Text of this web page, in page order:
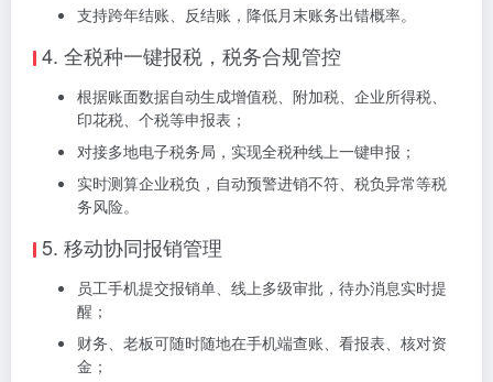
支持跨年结账、反结账，降低月末账务出错概率。
4. 全税种一键报税，税务合规管控
根据账面数据自动生成增值税、附加税、企业所得税、
印花税、个税等申报表；
对接多地电子税务局，实现全税种线上一键申报；
实时测算企业税负，自动预警进销不符、税负异常等税
务风险。
5. 移动协同报销管理
员工手机提交报销单、线上多级审批，待办消息实时提
醒；
财务、老板可随时随地在手机端查账、看报表、核对资
金；